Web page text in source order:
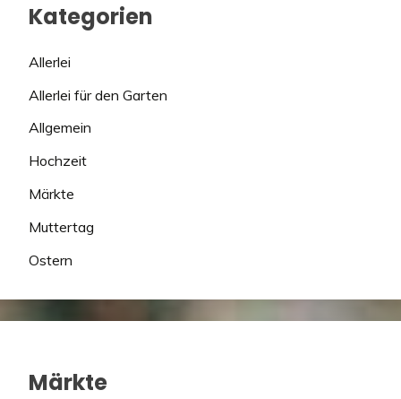
Kategorien
Allerlei
Allerlei für den Garten
Allgemein
Hochzeit
Märkte
Muttertag
Ostern
Märkte